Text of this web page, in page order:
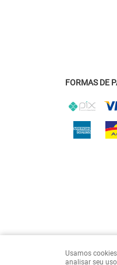
FORMAS DE
Usamos
analisar seu